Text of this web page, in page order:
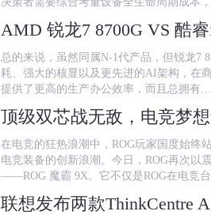
总的来说，虽然同属N-1代产品，但锐龙7
耗、强大的核显以及更先进的AI架构，在
提供了更高的生产办公效率，而且总拥有…
在电竞的狂热浪潮中，ROG玩家国度始终
电竞装备的创新浪潮。今日，ROG再次以
——ROG 魔霸 9X。它不仅是ROG在电竞